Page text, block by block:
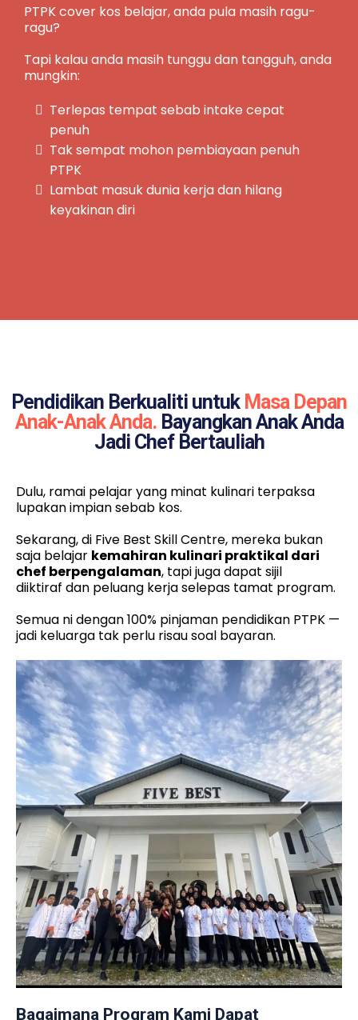
PTPK cover kos belajar, anda pula masih ragu-
ragu?
Tapi kalau anda masih tunggu dan tangguh, anda
mungkin:
Terlepas tempat sebab intake cepat
penuh
Tak sempat mohon pembiayaan penuh
PTPK
Lambat masuk dunia kerja dan hilang
keyakinan diri
Pendidikan Berkualiti untuk Masa Depan
Anak-Anak Anda. Bayangkan Anak Anda
Jadi Chef Bertauliah
Dulu, ramai pelajar yang minat kulinari terpaksa
lupakan impian sebab kos.
Sekarang, di Five Best Skill Centre, mereka bukan
saja belajar kemahiran kulinari praktikal dari
chef berpengalaman, tapi juga dapat sijil
diiktiraf dan peluang kerja selepas tamat program.
Semua ni dengan 100% pinjaman pendidikan PTPK —
jadi keluarga tak perlu risau soal bayaran.
Bagaimana Program Kami Dapat